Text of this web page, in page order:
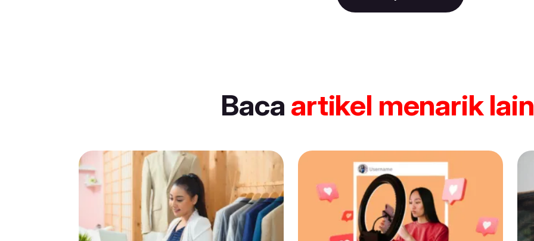
Baca artikel menarik